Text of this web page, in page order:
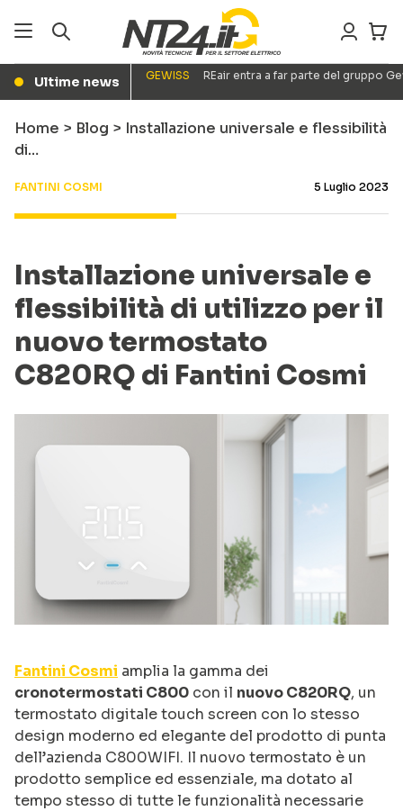
● Ultime news GEWISS REair entra a far parte del gruppo
Home > Blog > Installazione universale e flessibilità
di…
FANTINI COSMI 5 Luglio 2023
Installazione universale e
flessibilità di utilizzo per il
nuovo termostato
C820RQ di Fantini Cosmi
Fantini Cosmi amplia la gamma dei
cronotermostati C800 con il nuovo C820RQ, un
termostato digitale touch screen con lo stesso
design moderno ed elegante del prodotto di punta
dell’azienda C800WIFI. Il nuovo termostato è un
prodotto semplice ed essenziale, ma dotato al
tempo stesso di tutte le funzionalità necessarie